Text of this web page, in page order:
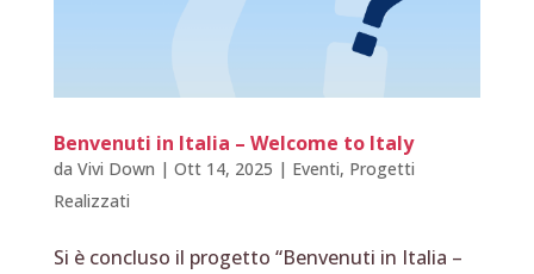
Benvenuti in Italia – Welcome to Italy
da Vivi Down | Ott 14, 2025 | Eventi, Progetti
Realizzati
Si è concluso il progetto “Benvenuti in Italia –